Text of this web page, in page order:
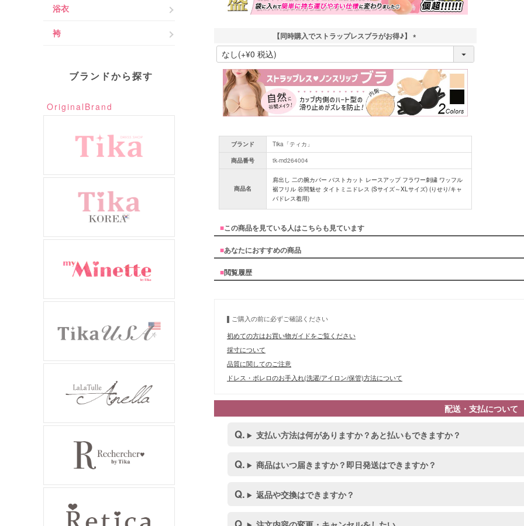
浴衣
袴
ブランドから探す
OriginalBrand
【同時購入でストラップレスブラがお得♪】
(
必
須
)
ブランド
Tika「ティカ」
商品番号
tk-md264004
商品名
肩出し 二の腕カバー バストカット レースアップ フラワー刺繍 ワッフル
裾フリル 谷間魅せ タイトミニドレス (Sサイズ～XLサイズ) (りせり/キャ
バドレス着用)
■この商品を見ている人はこちらも見ています
■あなたにおすすめの商品
■閲覧履歴
ご購入の前に必ずご確認ください
初めての方はお買い物ガイドをご覧ください
採寸について
品質に関してのご注意
ドレス・ボレロのお手入れ(洗濯/アイロン/保管)方法について
配送・支払について
支払い方法は何がありますか？あと払いもできますか？
商品はいつ届きますか？即日発送はできますか？
返品や交換はできますか？